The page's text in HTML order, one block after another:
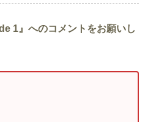
1』へのコメントをお願いし